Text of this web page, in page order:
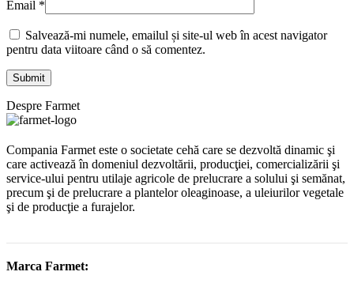
Email *
Salvează-mi numele, emailul și site-ul web în acest navigator
pentru data viitoare când o să comentez.
Despre Farmet
Compania Farmet este o societate cehă care se dezvoltă dinamic şi
care activează în domeniul dezvoltării, producţiei, comercializării şi
service-ului pentru utilaje agricole de prelucrare a solului şi semănat,
precum şi de prelucrare a plantelor oleaginoase, a uleiurilor vegetale
şi de producţie a furajelor.
Marca Farmet: